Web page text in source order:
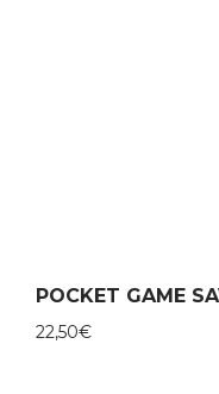
POCKET GAME
22,50€